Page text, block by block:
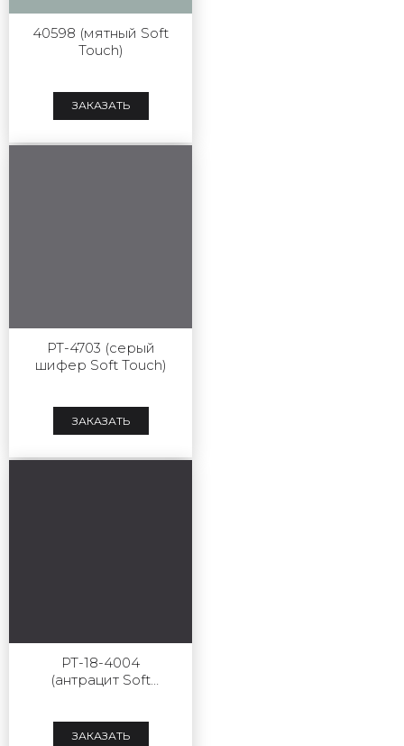
40598 (мятный Soft
Touch)
ЗАКАЗАТЬ
РТ-4703 (серый
шифер Soft Touch)
ЗАКАЗАТЬ
РТ-18-4004
(антрацит Soft
ЗАКАЗАТЬ